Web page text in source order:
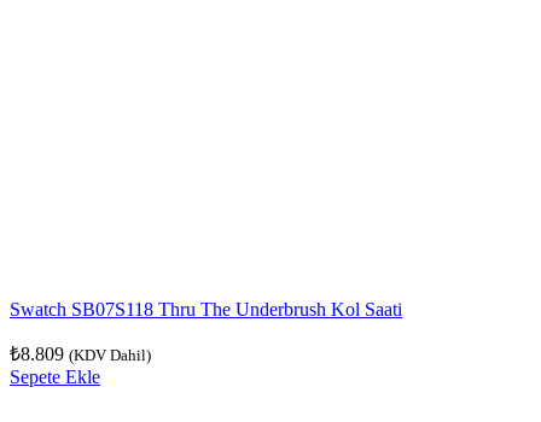
Swatch SB07S118 Thru The Underbrush Kol Saati
₺8.809 (KDV Dahil)
Sepete Ekle